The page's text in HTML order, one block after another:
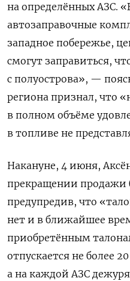
на определённых АЗС. «
автозаправочные
западное побережье,
смогут заправиться,
с полуострова», —
региона признал, что
в полном объёме
в топливе не
Накануне, 4 июня,
прекращении продажи
предупредив, что
нет и в ближайшее
приобретённым
отпускается не более
а на каждой АЗС